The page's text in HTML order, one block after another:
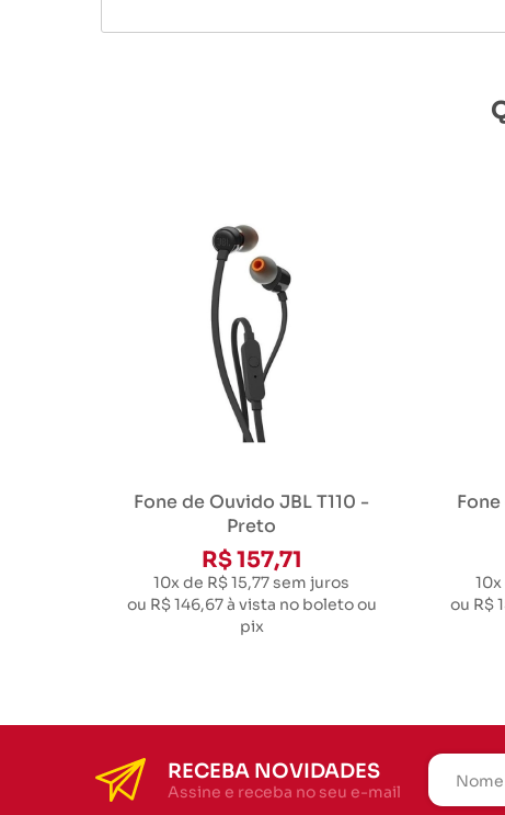
Fone de Ouvido JBL T110 -
Preto
R$ 157,71
10x de R$ 15,77sem juros
ou R$ 146,67à vista no boleto ou
pix
10x
ou R$
RECEBA NOVIDADES
Assine e receba no seu e-mail